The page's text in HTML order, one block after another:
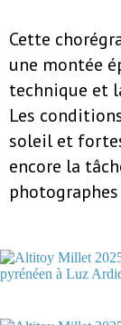
Cette
une montée
technique et
Les
soleil et
encore la
photographes